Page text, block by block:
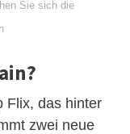
Sie sich die
Flix, das hinter
zwei neue